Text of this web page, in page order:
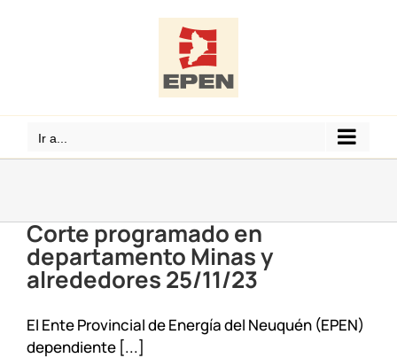
Ir a...
Corte programado en
departamento Minas y
alrededores 25/11/23
El Ente Provincial de Energía del Neuquén (EPEN)
dependiente [...]